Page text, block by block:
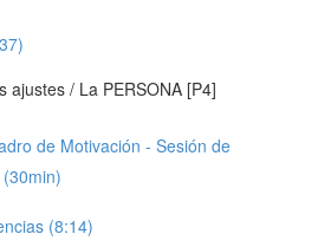
ajustes / La PERSONA [P4]
de Motivación - Sesión de
(8:14)